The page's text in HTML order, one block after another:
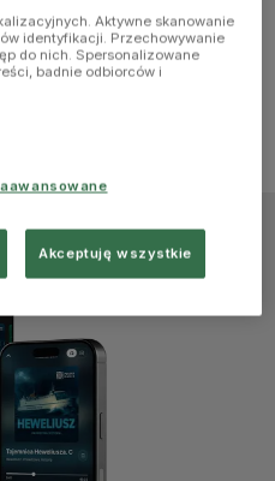
Aktywne skanowanie
identyfikacji. Przechowywanie
do nich. Spersonalizowane
badnie odbiorców i
Akceptuję wszystkie